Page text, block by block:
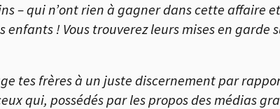
– qui n’ont rien à gagner dans cette affaire
! Vous trouverez leurs mises en garde
tes frères à un juste discernement par
qui, possédés par les propos des médias